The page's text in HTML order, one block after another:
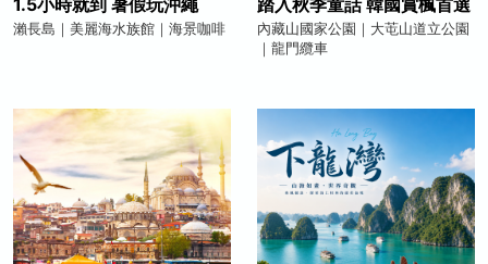
瀨長島｜美麗海水族館｜海景咖啡
內藏山國家公園｜大芚山道立公園
｜龍門纜車